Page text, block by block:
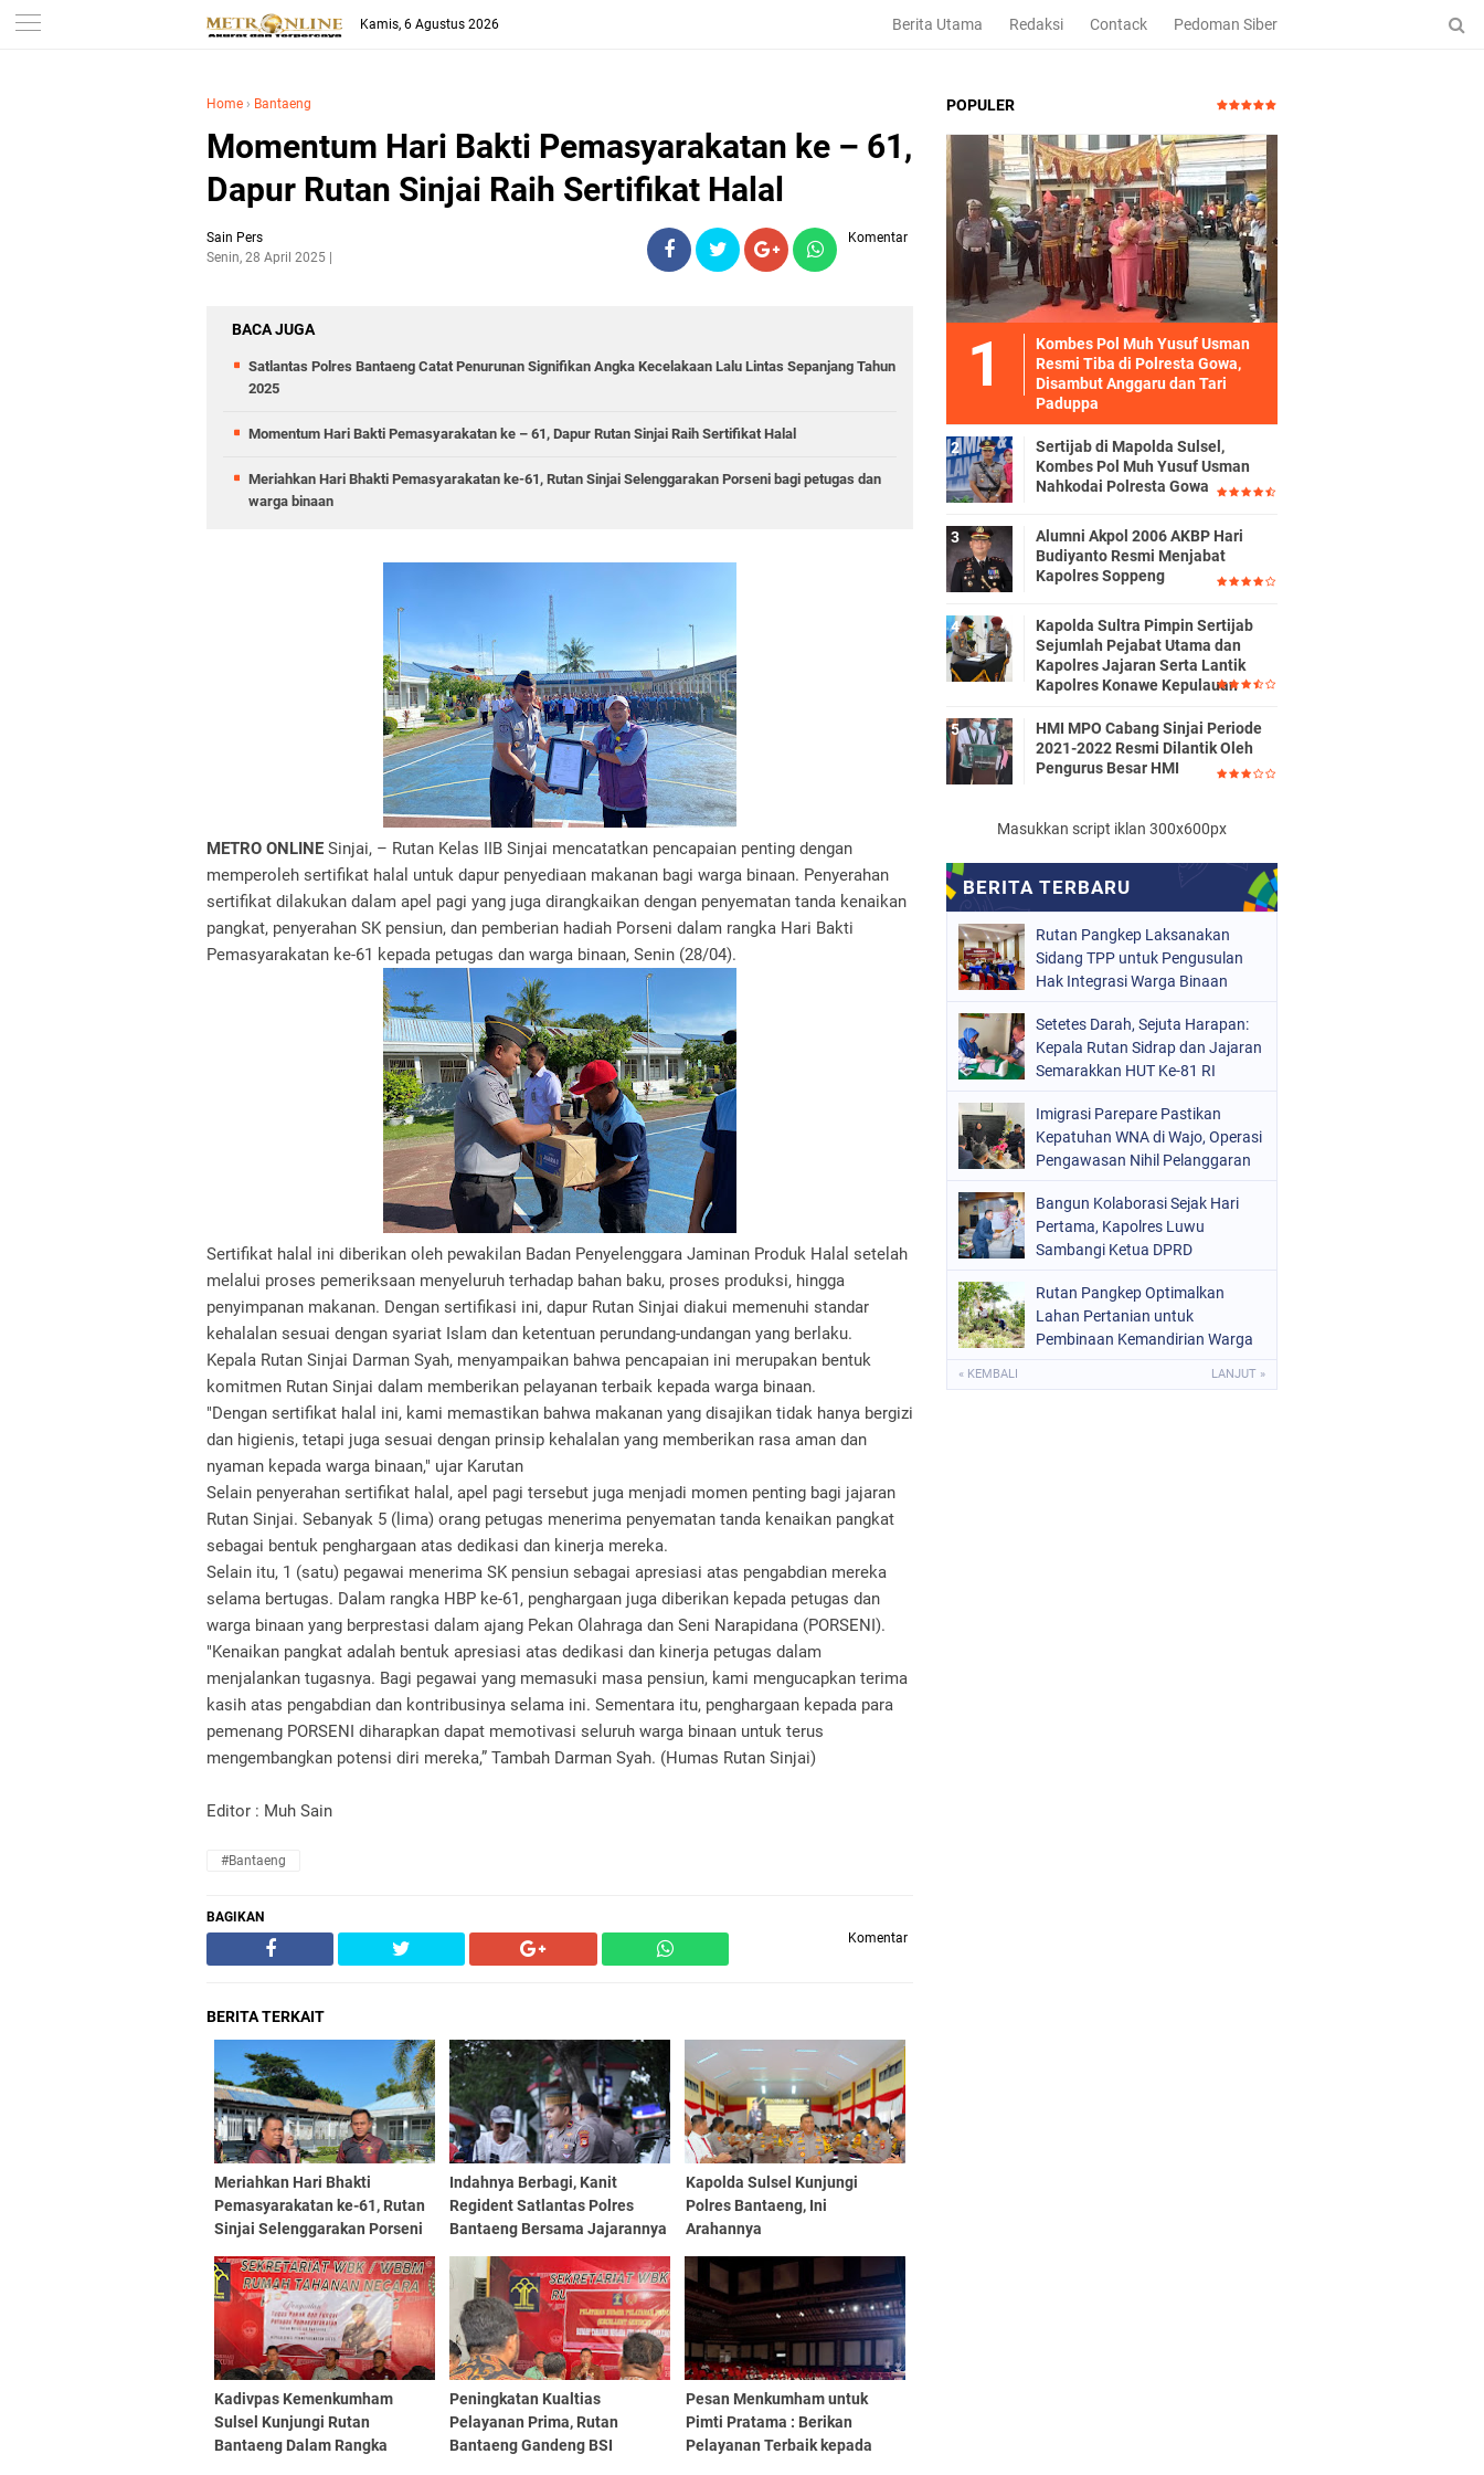
Kamis, 6 Agustus 2026 Berita Utama Redaksi Contack Pedoman Siber
Home › Bantaeng
Momentum Hari Bakti Pemasyarakatan ke – 61,
Dapur Rutan Sinjai Raih Sertifikat Halal
Sain Pers
Senin, 28 April 2025
Komentar
BACA JUGA
Satlantas Polres Bantaeng Catat Penurunan Signifikan Angka Kecelakaan Lalu Lintas Sepanjang Tahun
2025
Momentum Hari Bakti Pemasyarakatan ke – 61, Dapur Rutan Sinjai Raih Sertifikat Halal
Meriahkan Hari Bhakti Pemasyarakatan ke-61, Rutan Sinjai Selenggarakan Porseni bagi petugas dan
warga binaan
METRO ONLINE Sinjai, – Rutan Kelas IIB Sinjai mencatatkan pencapaian penting dengan
memperoleh sertifikat halal untuk dapur penyediaan makanan bagi warga binaan. Penyerahan
sertifikat dilakukan dalam apel pagi yang juga dirangkaikan dengan penyematan tanda kenaikan
pangkat, penyerahan SK pensiun, dan pemberian hadiah Porseni dalam rangka Hari Bakti
Pemasyarakatan ke-61 kepada petugas dan warga binaan, Senin (28/04).
Sertifikat halal ini diberikan oleh pewakilan Badan Penyelenggara Jaminan Produk Halal setelah
melalui proses pemeriksaan menyeluruh terhadap bahan baku, proses produksi, hingga
penyimpanan makanan. Dengan sertifikasi ini, dapur Rutan Sinjai diakui memenuhi standar
kehalalan sesuai dengan syariat Islam dan ketentuan perundang-undangan yang berlaku.
Kepala Rutan Sinjai Darman Syah, menyampaikan bahwa pencapaian ini merupakan bentuk
komitmen Rutan Sinjai dalam memberikan pelayanan terbaik kepada warga binaan.
"Dengan sertifikat halal ini, kami memastikan bahwa makanan yang disajikan tidak hanya bergizi
dan higienis, tetapi juga sesuai dengan prinsip kehalalan yang memberikan rasa aman dan
nyaman kepada warga binaan," ujar Karutan
Selain penyerahan sertifikat halal, apel pagi tersebut juga menjadi momen penting bagi jajaran
Rutan Sinjai. Sebanyak 5 (lima) orang petugas menerima penyematan tanda kenaikan pangkat
sebagai bentuk penghargaan atas dedikasi dan kinerja mereka.
Selain itu, 1 (satu) pegawai menerima SK pensiun sebagai apresiasi atas pengabdian mereka
selama bertugas. Dalam rangka HBP ke-61, penghargaan juga diberikan kepada petugas dan
warga binaan yang berprestasi dalam ajang Pekan Olahraga dan Seni Narapidana (PORSENI).
"Kenaikan pangkat adalah bentuk apresiasi atas dedikasi dan kinerja petugas dalam
menjalankan tugasnya. Bagi pegawai yang memasuki masa pensiun, kami mengucapkan terima
kasih atas pengabdian dan kontribusinya selama ini. Sementara itu, penghargaan kepada para
pemenang PORSENI diharapkan dapat memotivasi seluruh warga binaan untuk terus
mengembangkan potensi diri mereka,” Tambah Darman Syah. (Humas Rutan Sinjai)
Editor : Muh Sain
#Bantaeng
BAGIKAN
Komentar
BERITA TERKAIT
Meriahkan Hari Bhakti
Pemasyarakatan ke-61, Rutan
Sinjai Selenggarakan Porseni
Indahnya Berbagi, Kanit
Regident Satlantas Polres
Bantaeng Bersama Jajarannya
Kapolda Sulsel Kunjungi
Polres Bantaeng, Ini
Arahannya
Kadivpas Kemenkumham
Sulsel Kunjungi Rutan
Bantaeng Dalam Rangka
Peningkatan Kualtias
Pelayanan Prima, Rutan
Bantaeng Gandeng BSI
Pesan Menkumham untuk
Pimti Pratama : Berikan
Pelayanan Terbaik kepada
POPULER
Kombes Pol Muh Yusuf Usman
Resmi Tiba di Polresta Gowa,
Disambut Anggaru dan Tari
Paduppa
Sertijab di Mapolda Sulsel,
Kombes Pol Muh Yusuf Usman
Nahkodai Polresta Gowa
Alumni Akpol 2006 AKBP Hari
Budiyanto Resmi Menjabat
Kapolres Soppeng
Kapolda Sultra Pimpin Sertijab
Sejumlah Pejabat Utama dan
Kapolres Jajaran Serta Lantik
Kapolres Konawe Kepulauan
HMI MPO Cabang Sinjai Periode
2021-2022 Resmi Dilantik Oleh
Pengurus Besar HMI
Masukkan script iklan 300x600px
Rutan Pangkep Laksanakan
Sidang TPP untuk Pengusulan
Hak Integrasi Warga Binaan
Setetes Darah, Sejuta Harapan:
Kepala Rutan Sidrap dan Jajaran
Semarakkan HUT Ke-81 RI
Imigrasi Parepare Pastikan
Kepatuhan WNA di Wajo, Operasi
Pengawasan Nihil Pelanggaran
Bangun Kolaborasi Sejak Hari
Pertama, Kapolres Luwu
Sambangi Ketua DPRD
Rutan Pangkep Optimalkan
Lahan Pertanian untuk
Pembinaan Kemandirian Warga
« KEMBALI LANJUT »